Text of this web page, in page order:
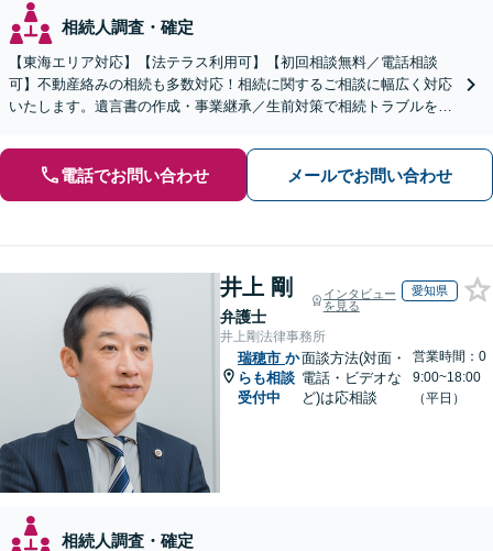
相続人調査・確定
【東海エリア対応】【法テラス利用可】【初回相談無料／電話相談
可】不動産絡みの相続も多数対応！相続に関するご相談に幅広く対応
いたします。遺言書の作成・事業継承／生前対策で相続トラブルを回
電話でお問い合わせ メールでお問い合わせ
井上 剛
弁護士
インタビュー
を見る
愛知県
井上剛法律事務所
瑞穂市 か
らも相談
受付中
面談方法(対面・
電話・ビデオな
ど)は応相談
営業時間：0
9:00~18:00
（平日）
相続人調査・確定